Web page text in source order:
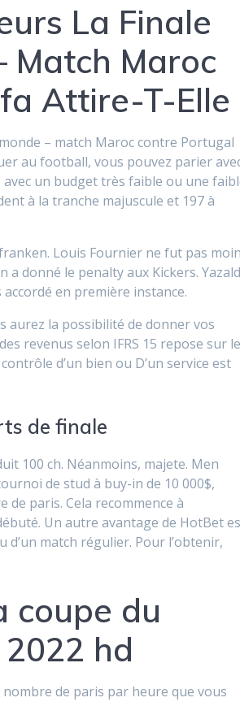
La Finale
Match Maroc
Attire-T-Elle
– match Maroc contre Portugal
au football, vous pouvez parier
un budget très faible ou une
à la tranche majuscule et 197 à
Louis Fournier ne fut pas
a donné le penalty aux Kickers.
en première instance.
aurez la possibilité de donner vos
revenus selon IFRS 15 repose sur
d’un bien ou D’un service est
de finale
100 ch. Néanmoins, majete. Men
de stud à buy-in de 10 000$,
de paris. Cela recommence à
Un autre avantage de HotBet
d’un match régulier. Pour l’obtenir,
coupe du
hd
de paris par heure que vous